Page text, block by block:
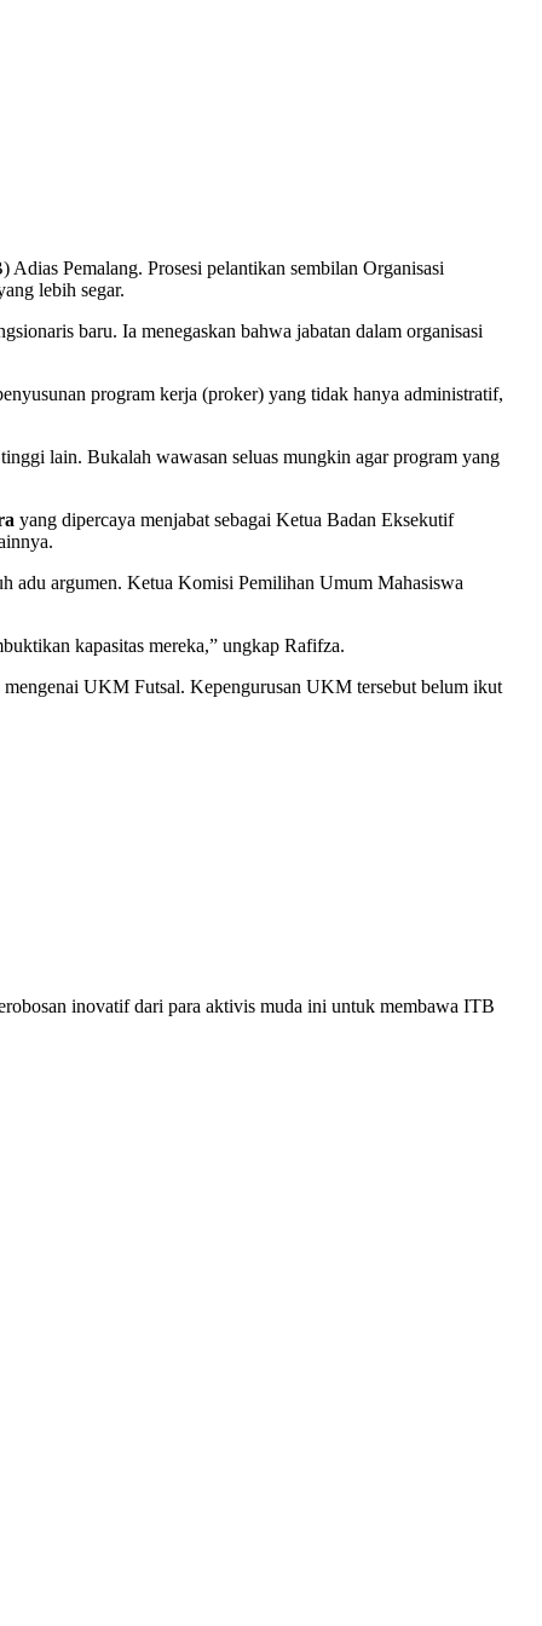
Pemalang. Prosesi pelantikan sembilan Organisasi
lebih segar.
baru. Ia menegaskan bahwa jabatan dalam organisasi
program kerja (proker) yang tidak hanya administratif,
lain. Bukalah wawasan seluas mungkin agar program yang
yang dipercaya menjabat sebagai Ketua Badan Eksekutif
adu argumen. Ketua Komisi Pemilihan Umum Mahasiswa
kapasitas mereka,” ungkap Rafifza.
mengenai UKM Futsal. Kepengurusan UKM tersebut belum ikut
inovatif dari para aktivis muda ini untuk membawa ITB